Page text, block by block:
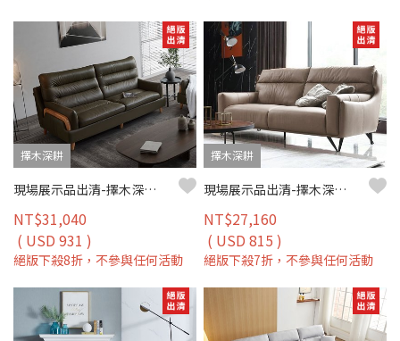
擇木深耕
現場展示品出清-擇木深耕-拉吉歐三人座真皮沙發
NT$31,040
( USD 931 )
絕版下殺8折，不參與任何活動
擇木深耕
現場展示品出清-擇木深耕-艾瑞爾三人座真皮沙發
NT$27,160
( USD 815 )
絕版下殺7折，不參與任何活動